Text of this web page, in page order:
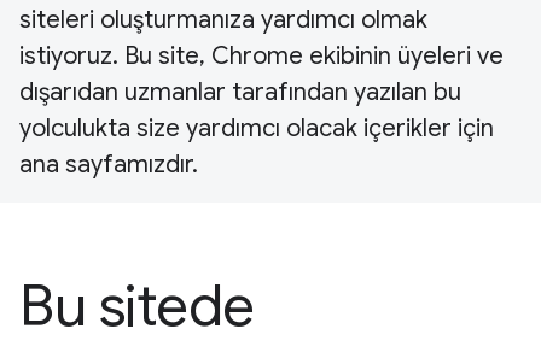
siteleri oluşturmanıza yardımcı olmak
istiyoruz. Bu site, Chrome ekibinin üyeleri ve
dışarıdan uzmanlar tarafından yazılan bu
yolculukta size yardımcı olacak içerikler için
ana sayfamızdır.
Bu sitede